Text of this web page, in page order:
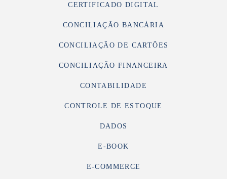
CERTIFICADO DIGITAL
CONCILIAÇÃO BANCÁRIA
CONCILIAÇÃO DE CARTÕES
CONCILIAÇÃO FINANCEIRA
CONTABILIDADE
CONTROLE DE ESTOQUE
DADOS
E-BOOK
E-COMMERCE